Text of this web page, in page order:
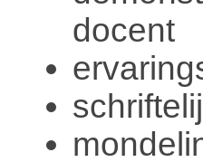
docent